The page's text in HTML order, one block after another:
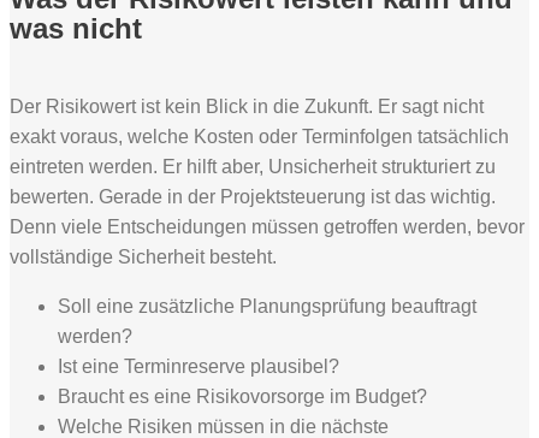
was nicht
Der Risikowert ist kein Blick in die Zukunft. Er sagt nicht
exakt voraus, welche Kosten oder Terminfolgen tatsächlich
eintreten werden. Er hilft aber, Unsicherheit strukturiert zu
bewerten. Gerade in der Projektsteuerung ist das wichtig.
Denn viele Entscheidungen müssen getroffen werden, bevor
vollständige Sicherheit besteht.
Soll eine zusätzliche Planungsprüfung beauftragt
werden?
Ist eine Terminreserve plausibel?
Braucht es eine Risikovorsorge im Budget?
Welche Risiken müssen in die nächste